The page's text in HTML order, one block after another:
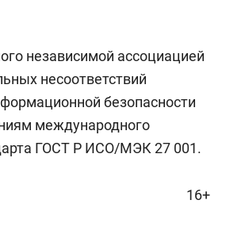
независимой ассоциацией
несоответствий
безопасности
международного
ГОСТ Р ИСО/МЭК 27 001.
16+